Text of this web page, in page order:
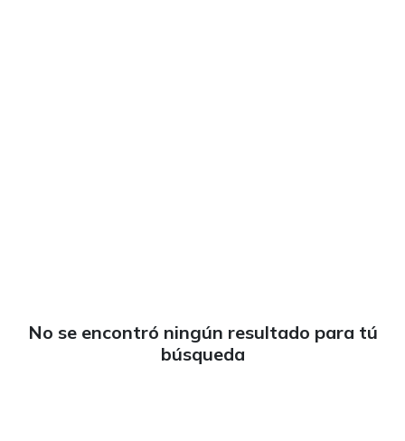
No se encontró ningún resultado para tú
búsqueda